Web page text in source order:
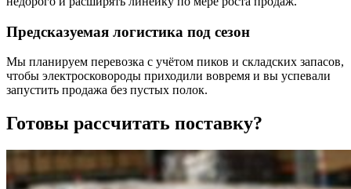
Предсказуемая логистика под сезон
Мы планируем перевозка с учётом пиков и складских запасов,
чтобы электросковороды приходили вовремя и вы успевали
запустить продажа без пустых полок.
Готовы рассчитать поставку?